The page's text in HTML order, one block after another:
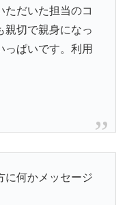
ただいた担当のコ
親切で親身になっ
っぱいです。利用
に何かメッセージ